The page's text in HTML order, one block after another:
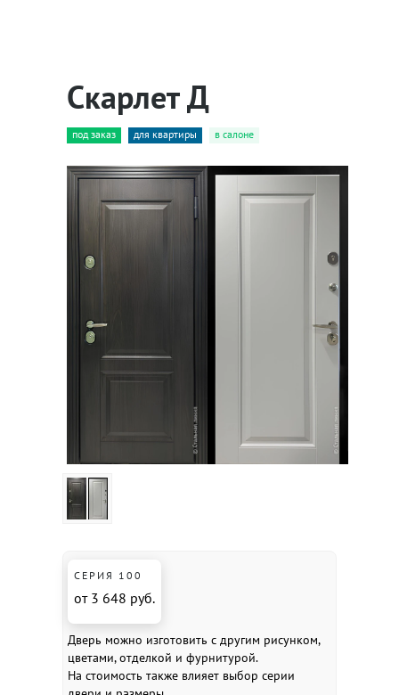
Скарлет Д
под заказ для квартиры в салоне
СЕРИЯ 100
от 3 648 руб.
Дверь можно изготовить с другим рисунком,
цветами, отделкой и фурнитурой.
На стоимость также влияет выбор серии